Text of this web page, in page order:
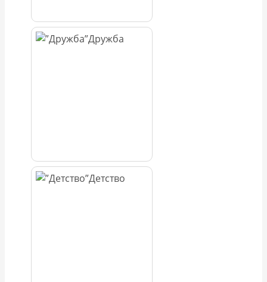
Дружба
Детство